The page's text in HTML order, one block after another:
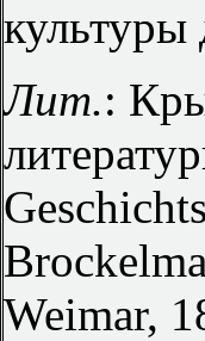
культуры
Лит.:
Weimar,